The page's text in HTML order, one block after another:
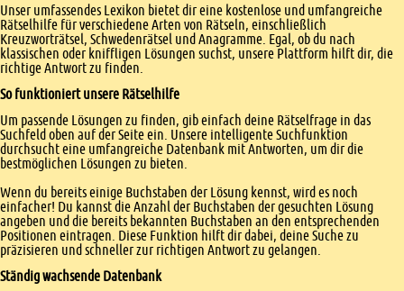
Unser umfassendes Lexikon bietet dir eine kostenlose und umfangreiche
Rätselhilfe für verschiedene Arten von Rätseln, einschließlich
Kreuzworträtsel, Schwedenrätsel und Anagramme. Egal, ob du nach
klassischen oder kniffligen Lösungen suchst, unsere Plattform hilft dir, die
richtige Antwort zu finden.
So funktioniert unsere Rätselhilfe
Um passende Lösungen zu finden, gib einfach deine Rätselfrage in das
Suchfeld oben auf der Seite ein. Unsere intelligente Suchfunktion
durchsucht eine umfangreiche Datenbank mit Antworten, um dir die
bestmöglichen Lösungen zu bieten.
Wenn du bereits einige Buchstaben der Lösung kennst, wird es noch
einfacher! Du kannst die Anzahl der Buchstaben der gesuchten Lösung
angeben und die bereits bekannten Buchstaben an den entsprechenden
Positionen eintragen. Diese Funktion hilft dir dabei, deine Suche zu
präzisieren und schneller zur richtigen Antwort zu gelangen.
Ständig wachsende Datenbank